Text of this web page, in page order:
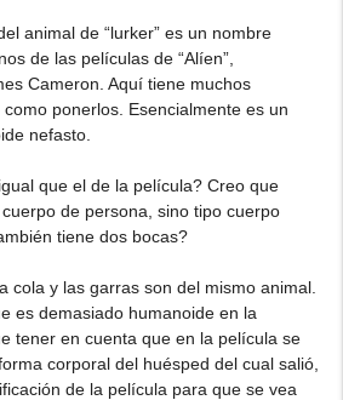
animal de “lurker” es un nombre
de las películas de “Alíen”,
Cameron. Aquí tiene muchos
ponerlos. Esencialmente es un
nefasto.
que el de la película? Creo que
de persona, sino tipo cuerpo
tiene dos bocas?
cola y las garras son del mismo animal.
es demasiado humanoide en la
tener en cuenta que en la película se
corporal del huésped del cual salió,
de la película para que se vea